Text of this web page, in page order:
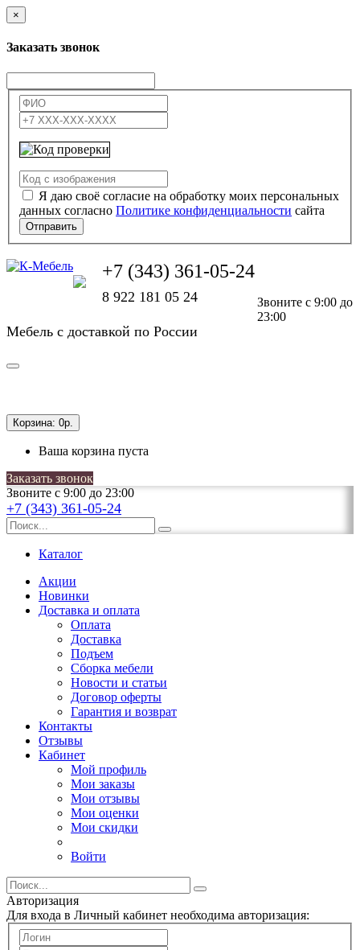
×
Заказать звонок
Я даю своё согласие на обработку моих персональных
данных согласно Политике конфиденциальности сайта
Отправить
Звоните с 9:00 до
23:00
+7 (343) 361-05-24
8 922 181 05 24
Мебель с доставкой по России
Корзина: 0р.
Ваша корзина пуста
Заказать звонок
Звоните с 9:00 до 23:00
+7 (343) 361-05-24
Каталог
Акции
Новинки
Доставка и оплата
Оплата
Доставка
Подъем
Сборка мебели
Новости и статьи
Договор оферты
Гарантия и возврат
Контакты
Отзывы
Кабинет
Мой профиль
Мои заказы
Мои отзывы
Мои оценки
Мои скидки
Войти
Авторизация
Для входа в Личный кабинет необходима авторизация: